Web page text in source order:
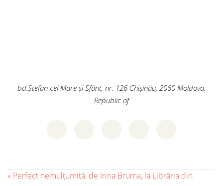
bd.Ștefan cel Mare și Sfânt, nr. 126 Chișinău, 2060 Moldova,
Republic of
« Perfect nemulțumită, de Irina Bruma, la Librăria din